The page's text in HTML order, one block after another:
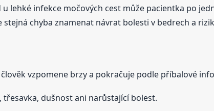
lehké infekce močových cest může pacientka po
chyba znamenat návrat bolesti v bedrech a
člověk vzpomene brzy a pokračuje podle příbalové
třesavka, dušnost ani narůstající bolest.